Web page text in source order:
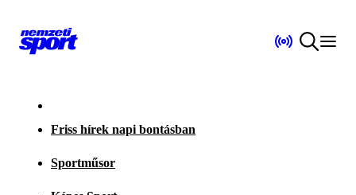
Friss hírek napi bontásban
Sportműsor